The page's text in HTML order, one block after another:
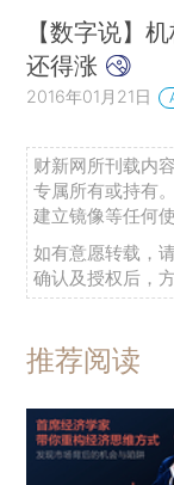
【数字说】
还得涨
2016年01月21日
财新网所刊载内
专属所有或持有
建立镜像等任何使
如有意愿转载，
确认及授权后，
推荐阅读